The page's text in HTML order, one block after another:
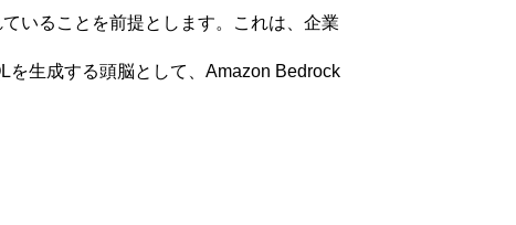
いることを前提とします。これは、企業
を生成する頭脳として、Amazon Bedrock